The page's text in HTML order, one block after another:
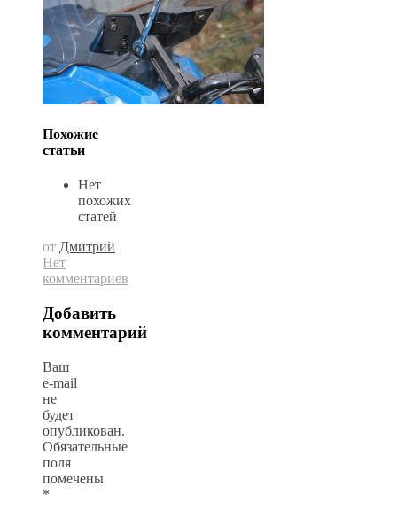
Похожие
статьи
Нет
похожих
статей
от Дмитрий
Нет
комментариев
Добавить
комментарий
Ваш
e-mail
не
будет
опубликован.
Обязательные
поля
помечены
*